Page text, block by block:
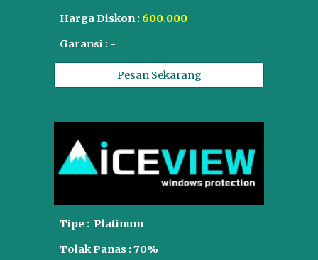
Harga Diskon : 600.000
Garansi : -
Pesan Sekarang
Tipe : Platinum
Tolak Panas : 70%